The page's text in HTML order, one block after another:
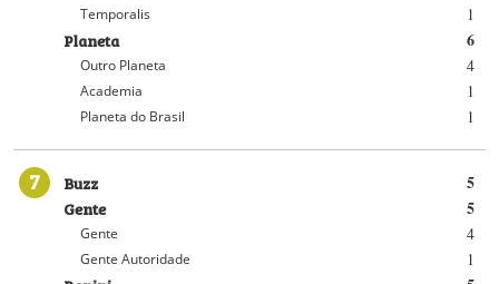
1
Temporalis
6
Planeta
4
Outro Planeta
1
Academia
1
Planeta do Brasil
7 5
Buzz
5
Gente
4
Gente
1
Gente Autoridade